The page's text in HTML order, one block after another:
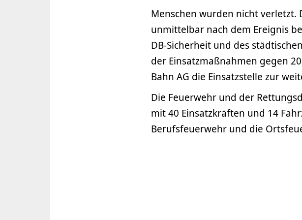
Menschen wurden nicht
unmittelbar nach dem Ereignis
DB-Sicherheit und des
der Einsatzmaßnahmen gegen
Bahn AG die Einsatzstelle zur
Die Feuerwehr und der
mit 40 Einsatzkräften und 14
Berufsfeuerwehr und die